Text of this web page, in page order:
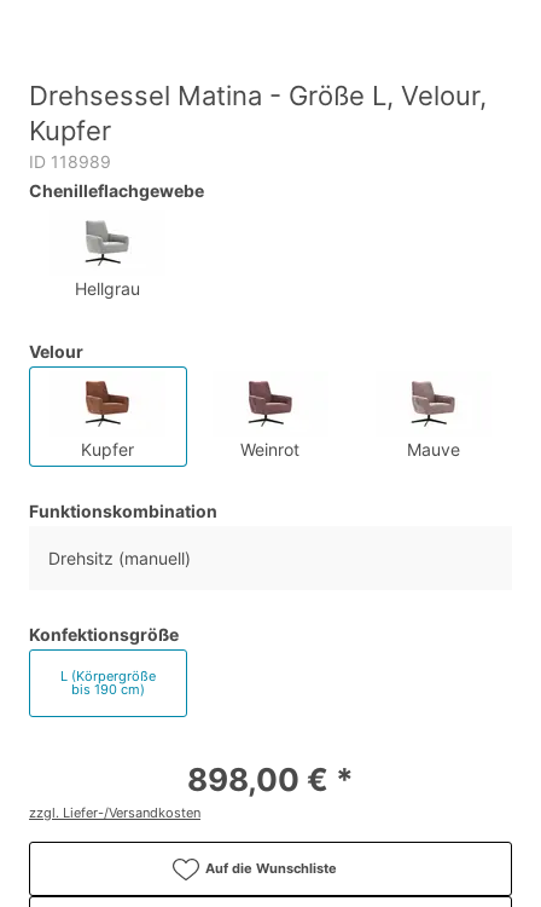
Drehsessel Matina - Größe L, Velour,
Kupfer
ID 118989
Chenilleflachgewebe
Hellgrau
Velour
Kupfer Weinrot Mauve
Funktionskombination
Drehsitz (manuell)
Konfektionsgröße
L (Körpergröße
bis 190 cm)
898,00 € *
zzgl. Liefer-/Versandkosten
Auf die Wunschliste